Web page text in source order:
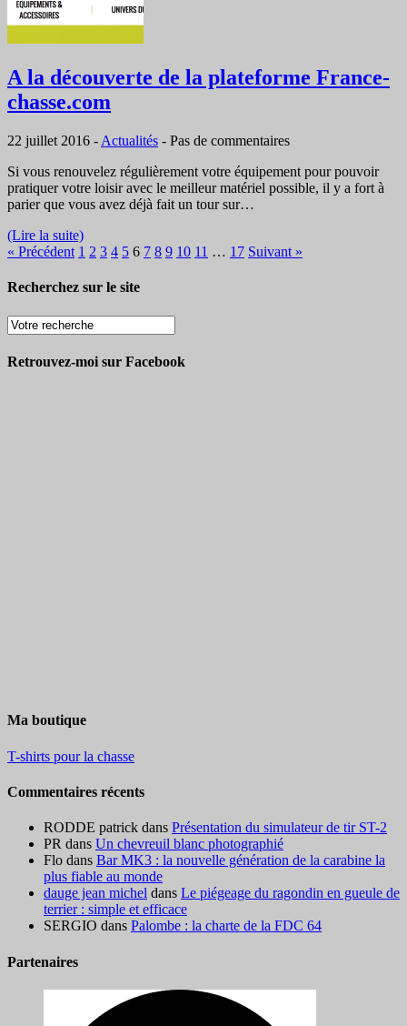
A la découverte de la plateforme France-
chasse.com
22 juillet 2016 - Actualités - Pas de commentaires
Si vous renouvelez régulièrement votre équipement pour pouvoir
pratiquer votre loisir avec le meilleur matériel possible, il y a fort à
parier que vous avez déjà fait un tour sur…
(Lire la suite)
« Précédent 1 2 3 4 5 6 7 8 9 10 11 … 17 Suivant »
Recherchez sur le site
Retrouvez-moi sur Facebook
Ma boutique
T-shirts pour la chasse
Commentaires récents
RODDE patrick dans Présentation du simulateur de tir ST-2
PR dans Un chevreuil blanc photographié
Flo dans Bar MK3 : la nouvelle génération de la carabine la
plus fiable au monde
dauge jean michel dans Le piégeage du ragondin en gueule de
terrier : simple et efficace
SERGIO dans Palombe : la charte de la FDC 64
Partenaires